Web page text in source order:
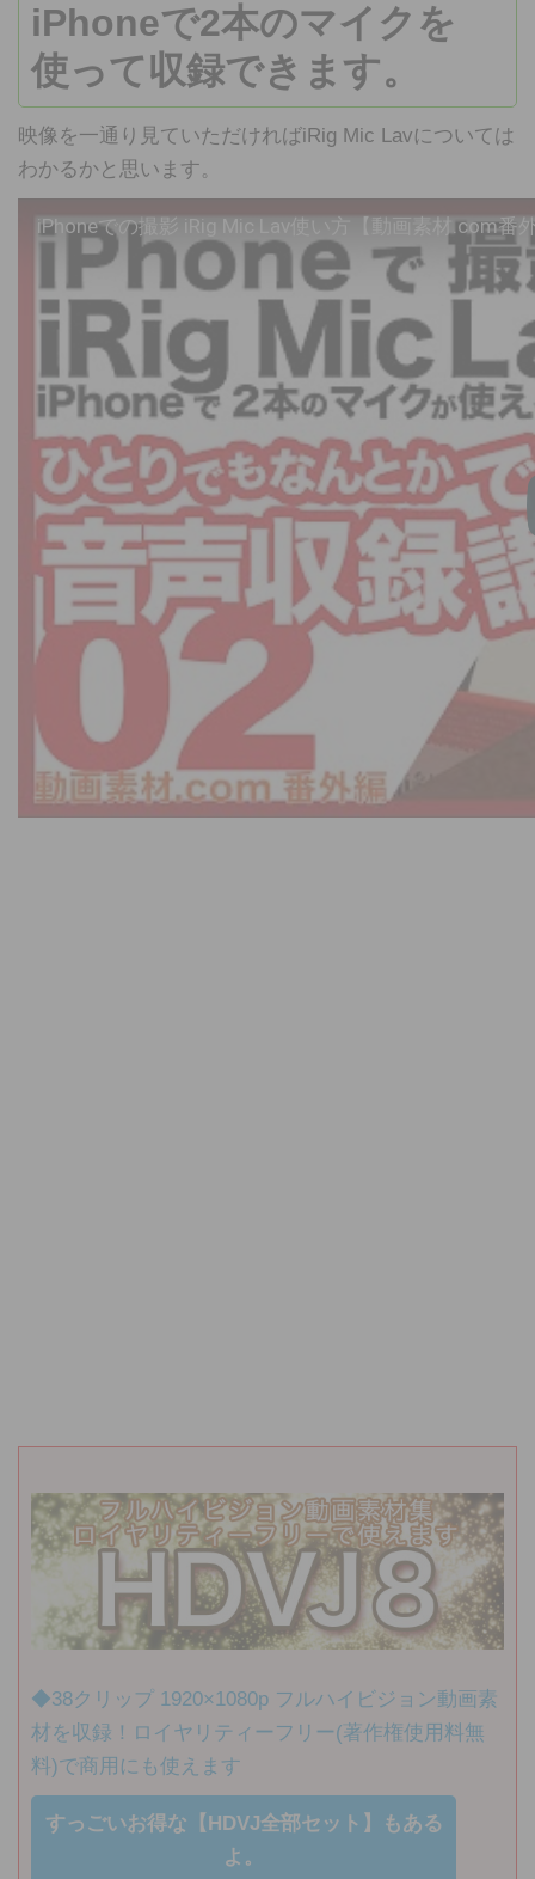
iPhoneで2本のマイクを
使って収録できます。
映像を一通り見ていただければiRig Mic Lavについては
わかるかと思います。
iPhoneでの撮影 iRig Mic Lav使い方【動画素材.com
◆38クリップ 1920×1080p フルハイビジョン動画素
材を収録！ロイヤリティーフリー(著作権使用料無
料)で商用にも使えます
すっごいお得な【HDVJ全部セット】もある
よ。